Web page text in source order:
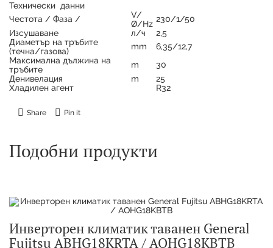
Технически данни
Честота / Фаза /
V/
Ø/Hz 230/1/50
Изсушаване
л/ч
2,5
Диаметър на тръбите
(течна/газова)
mm
6,35/12,7
Максимална дължина на
тръбите
m
30
Денивелация
m
25
Хладилен агент
R32
Share Pin it
Подобни продукти
Инверторен климатик таванен General
Fujitsu ABHG18KRTA / AOHG18KBTB